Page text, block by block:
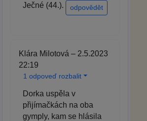
Ječné (44.).
odpovědět
Klára Milotová – 2.5.2023
22:19
1 odpoveď rozbalit
Dorka uspěla v
přijímačkách na oba
gymply, kam se hlásila